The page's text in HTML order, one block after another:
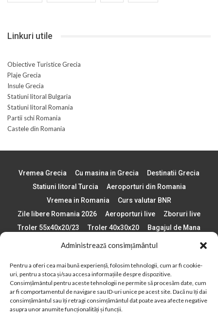
Administrează consimțământul
Pentru a oferi cea mai bună experiență, folosim tehnologii, cum ar fi cookie-
uri, pentru a stoca și/sau accesa informațiile despre dispozitive.
Consimțământul pentru aceste tehnologii ne permite să procesăm date, cum
ar fi comportamentul de navigare sau ID-uri unice pe acest site. Dacă nu îți dai
consimțământul sau îți retragi consimțământul dat poate avea afecte negative
asupra unor anumite funcționalități și funcții.
Linkuri utile
Obiective Turistice Grecia
Plaje Grecia
Insule Grecia
Statiuni litoral Bulgaria
Statiuni litoral Romania
Partii schi Romania
Castele din Romania
Vremea Grecia Cu masina in Grecia
Destinatii Grecia
Statiuni litoral Turcia
Aeroporturi din Romania
Vremea in Romania
Curs valutar BNR
Zile libere Romania 2026
Aeroporturi live
Zboruri live
Troler 55x40x20/23
Troler 40x30x20
Bagajul de Mana
Paste 2026
Cele mai bune telefoane
Plaje din Europa
Concerte Romania 2025
Asigurare de calatorie
Când se schimba ora în 2026
Calendar Formula 1 sezon 2026
Boarding Pass
Despre AirlinesTravel.ro
Politică cookie-uri (UE)